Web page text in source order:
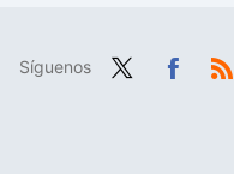
Síguenos